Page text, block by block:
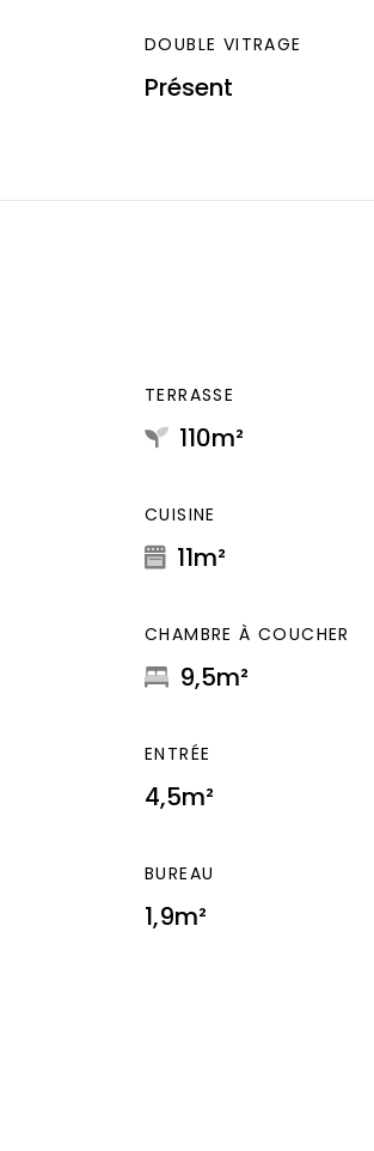
DOUBLE VITRAGE
Présent
TERRASSE
110m²
CUISINE
11m²
CHAMBRE À COUCHER
9,5m²
ENTRÉE
4,5m²
BUREAU
1,9m²